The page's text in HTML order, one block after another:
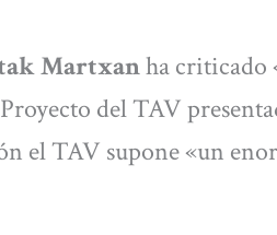
Martxanha criticado
del TAV
el TAV supone «un